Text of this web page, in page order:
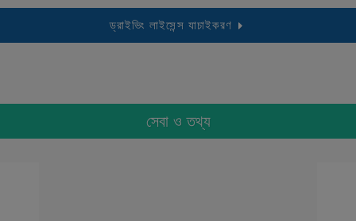
ড্রাইভিং লাইসেন্স যাচাইকরণ
সেবা ও তথ্য